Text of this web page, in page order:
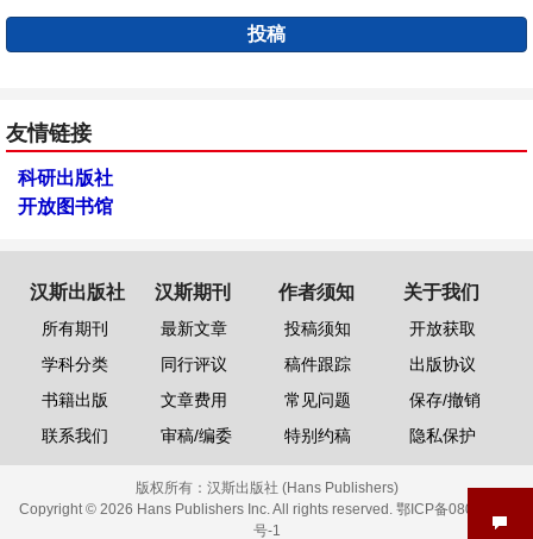
投稿
友情链接
科研出版社
开放图书馆
汉斯出版社
所有期刊
学科分类
书籍出版
联系我们
汉斯期刊
最新文章
同行评议
文章费用
审稿/编委
作者须知
投稿须知
稿件跟踪
常见问题
特别约稿
关于我们
开放获取
出版协议
保存/撤销
隐私保护
版权所有： 汉斯出版社 (Hans Publishers)
Copyright © 2026 Hans Publishers Inc. All rights reserved. 鄂ICP备08006613
号-1